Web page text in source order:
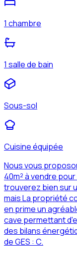
1 chambre
1 salle de bain
Sous-sol
Cuisine équipée
Nous vous
40m² à vendre
trouverez bien sur
mais La propriété
en prime un
cave permettant
des bilans
de GES : C.